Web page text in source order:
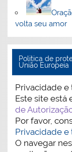
volta seu amor
Politica de
União Europeia
Privacidade e
Este site está
de
Por favor,
Privacidade e
O navegar